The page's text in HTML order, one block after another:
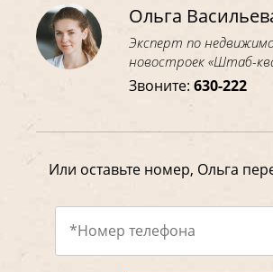
Ольга
Эксперт по
новостроек «Штаб-
Звоните:630-222
Или оставьте номер, Ольга